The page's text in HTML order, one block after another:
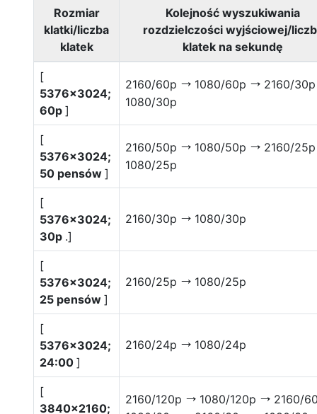
Rozmiar
klatki/liczba
klatek
Kolejność wyszukiwania
rozdzielczości wyjściowej/
klatek na sekundę
[
5376×3024;
60p ]
2160/60p V 1080/60p V 2160/
1080/30p
[
5376×3024;
50 pensów ]
2160/50p V 1080/50p V 2160/
1080/25p
[
5376×3024;
30p .]
2160/30p V 1080/30p
[
5376×3024;
25 pensów ]
2160/25p V 1080/25p
[
5376×3024;
24:00 ]
2160/24p V 1080/24p
[
3840×2160;
2160/120p V 1080/120p V 2160/